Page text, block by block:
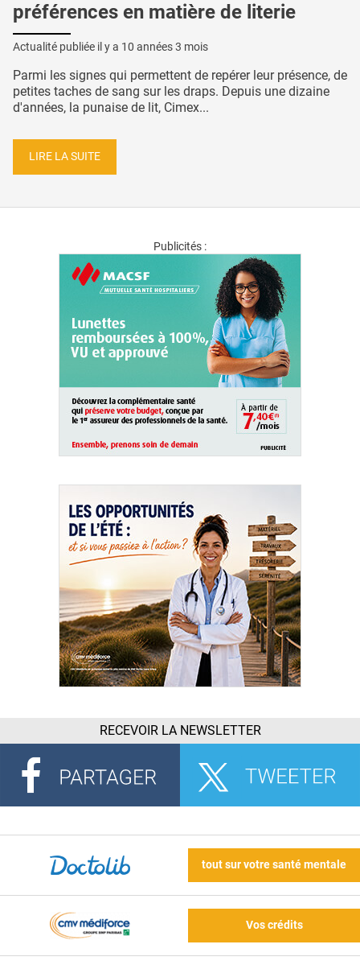
préférences en matière de literie
Actualité publiée il y a 10 années 3 mois
Parmi les signes qui permettent de repérer leur présence, de
petites taches de sang sur les draps. Depuis une dizaine
d'années, la punaise de lit, Cimex...
LIRE LA SUITE
Publicités :
RECEVOIR LA NEWSLETTER
tout sur votre santé mentale
Vos crédits